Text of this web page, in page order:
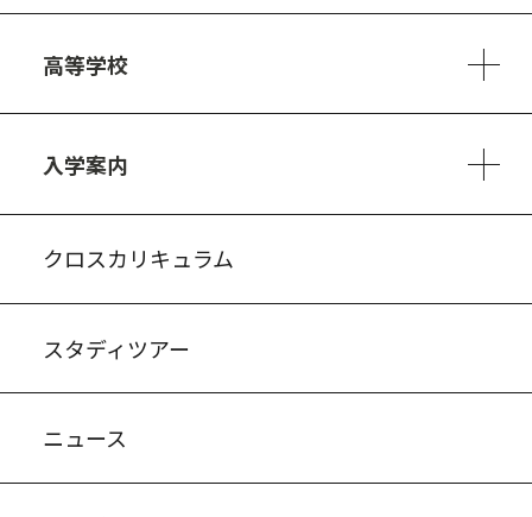
高等学校
入学案内
クロスカリキュラム
スタディツアー
ニュース